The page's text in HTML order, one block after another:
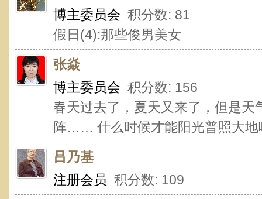
博主委员会 积分数: 81
假日(4):那些俊男美女
张焱
博主委员会 积分数: 156
春天过去了，夏天又来了，但是
阵…… 什么时候才能阳光普照大地
吕乃基
注册会员 积分数: 109